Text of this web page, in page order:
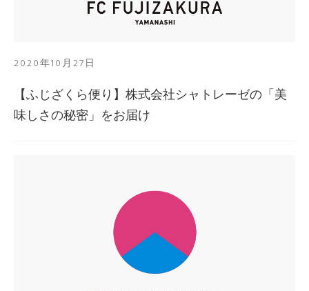
2020年10月27日
【ふじざくら便り】株式会社シャトレーゼの「美
味しさの秘密」をお届け